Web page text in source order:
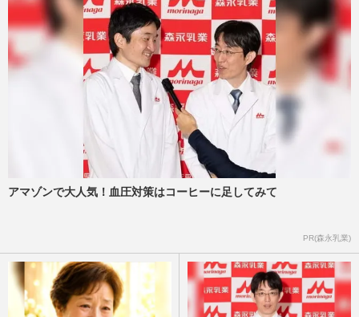
アマゾンで大人気！血圧対策はコーヒーに足してみて
PR(森永乳業)